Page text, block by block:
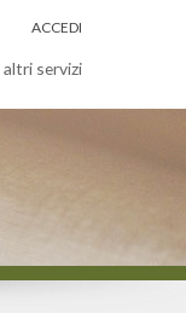
ACCEDI
altri servizi